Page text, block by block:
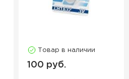
Товар в наличии
100 руб.